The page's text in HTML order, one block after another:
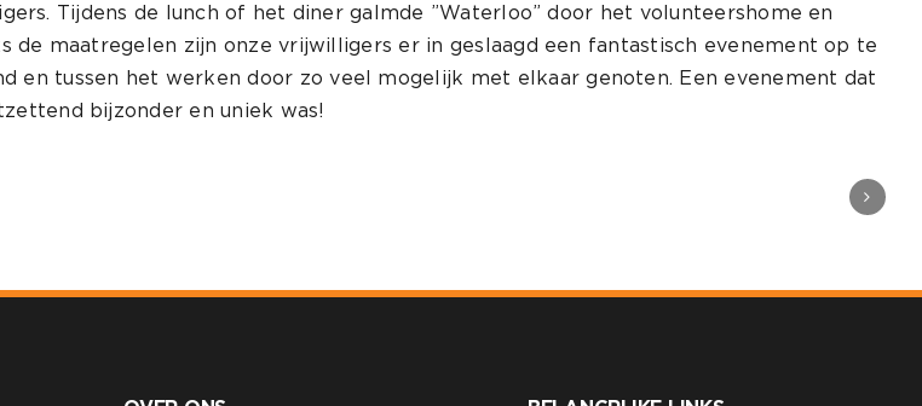
Tijdens de lunch of het diner galmde ”Waterloo” door het volunteershome en
de maatregelen zijn onze vrijwilligers er in geslaagd een fantastisch evenement op te
tussen het werken door zo veel mogelijk met elkaar genoten. Een evenement dat
bijzonder en uniek was!